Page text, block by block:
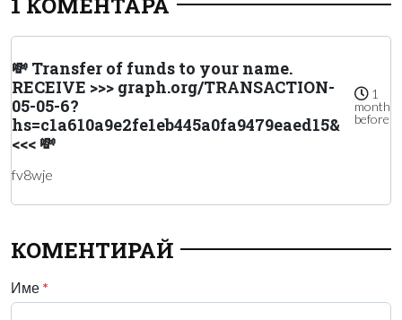
💸 Transfer of funds to your name.
RECEIVE >>> graph.org/TRANSACTION-
05-05-6?
hs=c1a610a9e2fe1eb445a0fa9479eaed15&
<<< 💸
1
month
before
fv8wje
КОМЕНТИРАЙ
Име *